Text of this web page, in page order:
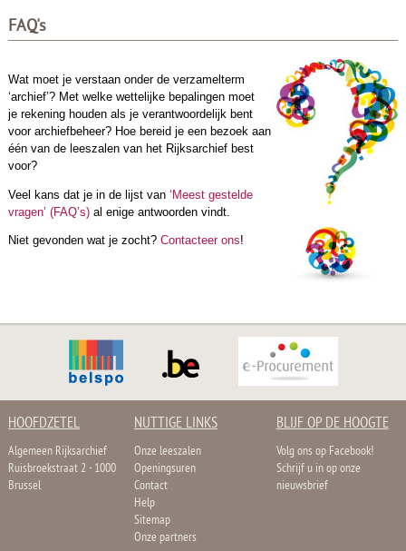
FAQ's
Wat moet je verstaan onder de verzamelterm
‘archief’? Met welke wettelijke bepalingen moet
je rekening houden als je verantwoordelijk bent
voor archiefbeheer? Hoe bereid je een bezoek aan
één van de leeszalen van het Rijksarchief best
voor?
Veel kans dat je in de lijst van ‘Meest gestelde
vragen’ (FAQ’s)al enige antwoorden vindt.
Niet gevonden wat je zocht? Contacteer ons!
HOOFDZETEL
Algemeen Rijksarchief
Ruisbroekstraat 2 - 1000
Brussel
NUTTIGE LINKS
Onze leeszalen
Openingsuren
Contact
Help
Sitemap
Onze partners
BLIJF OP DE HOOGTE
Volg ons op Facebook!
Schrijf u in op onze
nieuwsbrief